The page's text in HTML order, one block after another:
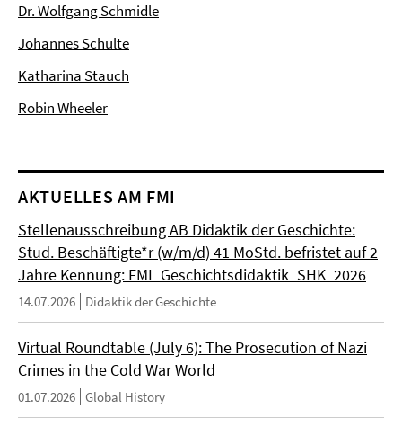
Dr. Wolfgang Schmidle
Johannes Schulte
Katharina Stauch
Robin Wheeler
AKTUELLES AM FMI
Stellenausschreibung AB Didaktik der Geschichte:
Stud. Beschäftigte*r (w/m/d) 41 MoStd. befristet auf 2
Jahre Kennung: FMI_Geschichtsdidaktik_SHK_2026
14.07.2026 Didaktik der Geschichte
Virtual Roundtable (July 6): The Prosecution of Nazi
Crimes in the Cold War World
01.07.2026 Global History